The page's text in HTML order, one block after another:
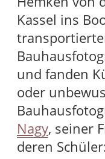
Kassel ins
und fanden
oder
Nagy, seiner
deren